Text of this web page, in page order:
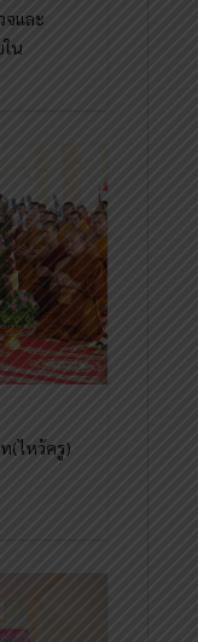
จและ
น
(ไหว้ครู)